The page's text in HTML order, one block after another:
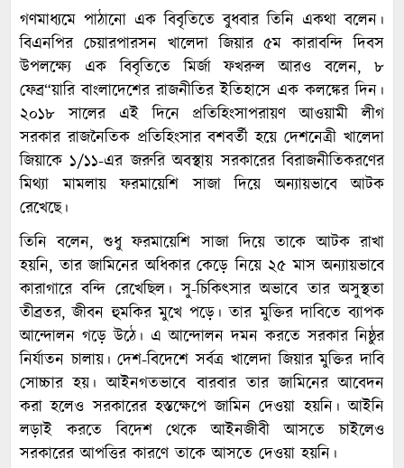
গণমাধ্যমে পাঠানো এক বিবৃতিতে বুধবার তিনি একথা বলেন।
বিএনপির চেয়ারপারসন খালেদা জিয়ার ৫ম কারাবন্দি দিবস
উপলক্ষ্যে এক বিবৃতিতে মির্জা ফখরুল আরও বলেন, ৮
ফেব্র“য়ারি বাংলাদেশের রাজনীতির ইতিহাসে এক কলঙ্কের দিন।
২০১৮ সালের এই দিনে প্রতিহিংসাপরায়ণ আওয়ামী লীগ
সরকার রাজনৈতিক প্রতিহিংসার বশবর্তী হয়ে দেশনেত্রী খালেদা
জিয়াকে ১/১১-এর জরুরি অবস্থায় সরকারের বিরাজনীতিকরণের
মিথ্যা মামলায় ফরমায়েশি সাজা দিয়ে অন্যায়ভাবে আটক
রেখেছে।
তিনি বলেন, শুধু ফরমায়েশি সাজা দিয়ে তাকে আটক রাখা
হয়নি, তার জামিনের অধিকার কেড়ে নিয়ে ২৫ মাস অন্যায়ভাবে
কারাগারে বন্দি রেখেছিল। সু-চিকিৎসার অভাবে তার অসুস্থতা
তীব্রতর, জীবন হুমকির মুখে পড়ে। তার মুক্তির দাবিতে ব্যাপক
আন্দোলন গড়ে উঠে। এ আন্দোলন দমন করতে সরকার নিষ্ঠুর
নির্যাতন চালায়। দেশ-বিদেশে সর্বত্র খালেদা জিয়ার মুক্তির দাবি
সোচ্চার হয়। আইনগতভাবে বারবার তার জামিনের আবেদন
করা হলেও সরকারের হস্তক্ষেপে জামিন দেওয়া হয়নি। আইনি
লড়াই করতে বিদেশ থেকে আইনজীবী আসতে চাইলেও
সরকারের আপত্তির কারণে তাকে আসতে দেওয়া হয়নি।